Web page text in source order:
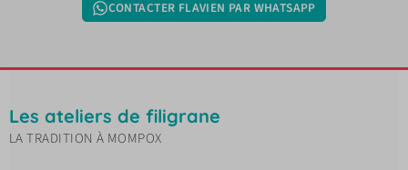
CONTACTER FLAVIEN PAR WHATSAPP
Les ateliers de filigrane
LA TRADITION À MOMPOX